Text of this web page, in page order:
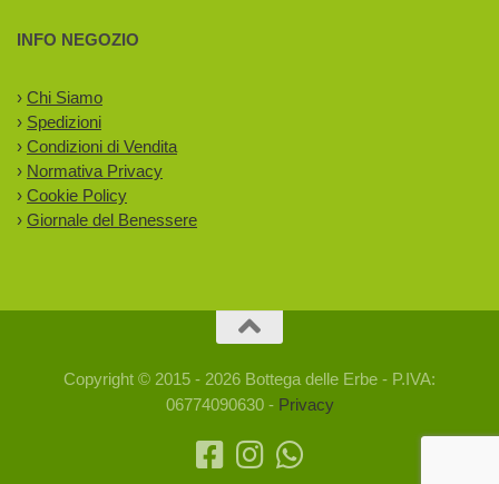
INFO NEGOZIO
› Chi Siamo
› Spedizioni
› Condizioni di Vendita
› Normativa Privacy
› Cookie Policy
› Giornale del Benessere
Copyright © 2015 - 2026 Bottega delle Erbe - P.IVA:
06774090630 - Privacy